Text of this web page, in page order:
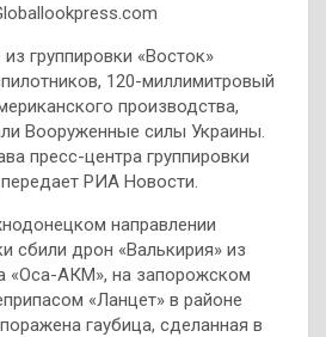
группировки «Восток»
120-миллимитровый
производства,
Вооруженные силы Украины.
пресс-центра группировки
РИА Новости.
направлении
сбили дрон «Валькирия» из
«Оса-АКМ», на запорожском
«Ланцет» в районе
гаубица, сделанная в